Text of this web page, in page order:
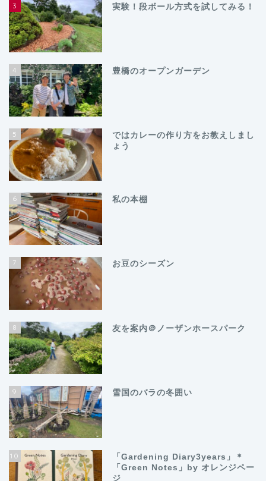
3 実験！段ボール方式を試してみる！
4 豊橋のオープンガーデン
5
ではカレーの作り方をお教えしまし
ょう
6 私の本棚
7 お豆のシーズン
8 友を案内＠ノーザンホースパーク
9 雪国のバラの冬囲い
10
「Gardening Diary3years」＊
「Green Notes」by オレンジペー
ジ